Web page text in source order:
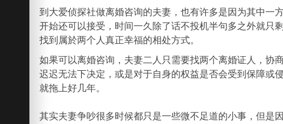
到大爱侦探社做离婚咨询的夫妻，也有许多是因为其中一
开始还可以接受，时间一久除了话不投机半句多之外就只
找到属於两个人真正幸福的相处方式。
如果可以离婚咨询，夫妻二人只需要找两个离婚证人，协
迟迟无法下决定，或是对于自身的权益是否会受到保障或
就拖上好几年。
其实夫妻争吵很多时候都只是一些微不足道的小事，但是